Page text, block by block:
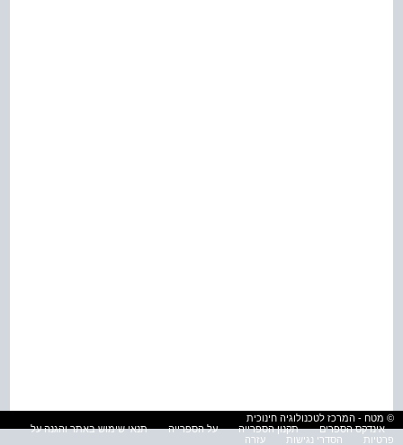
© מטח - המרכז לטכנולוגיה חינוכית
אינדקס הספרים
תקנון הספרייה על הספרייה
תנאי שימוש באתר והגנה על
פרטיות
הסדרי נגישות עזרה